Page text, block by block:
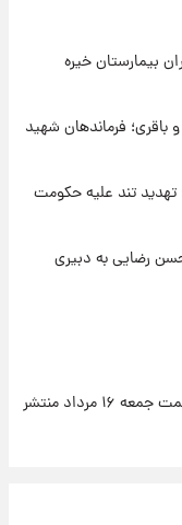
۱۴۰۵
سه دهک؛ جزئیات اعلام
بیمارستان خیره
باقری؛ فرماندهان شهید
تهدید تند علیه حکومت
رضایی به دبیری
قیمت خودروهای سایپا تغییر کرد؛ لیست قیمت جمعه ۱۶ مرداد منتشر